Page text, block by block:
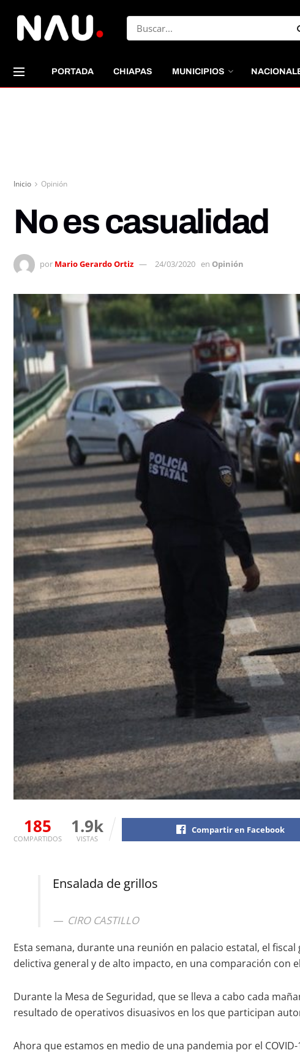
PORTADA CHIAPAS MUNICIPIOS
Inicio Opinión
No es casualidad
por Mario Gerardo Ortiz 24/03/2020 en Opinión
185
COMPARTIDOS
1.9k
VISTAS
Compartir en Facebook
Ensalada de grillos
CIRO CASTILLO
Esta semana, durante una reunión en palacio estatal, el
delictiva general y de alto impacto, en una comparación con
Durante la Mesa de Seguridad, que se lleva a cabo cada
resultado de operativos disuasivos en los que participan
Ahora que estamos en medio de una pandemia por el